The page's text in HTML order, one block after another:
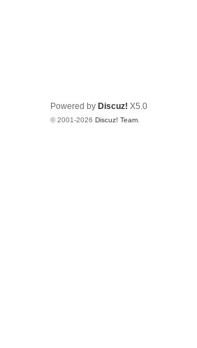
Powered by Discuz! X5.0
© 2001-2026 Discuz! Team